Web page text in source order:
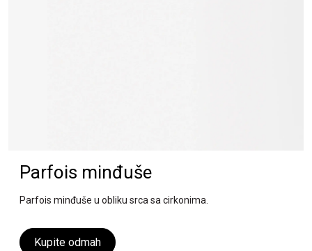
Parfois minđuše
Parfois minđuše u obliku srca sa cirkonima.
Kupite odmah